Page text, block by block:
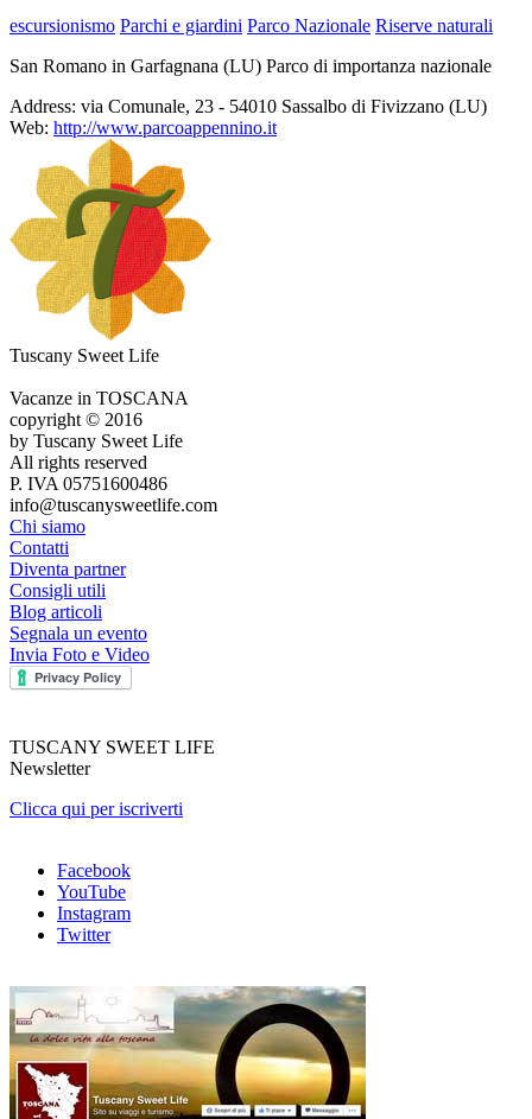
escursionismo Parchi e giardini Parco Nazionale Riserve naturali
San Romano in Garfagnana (LU) Parco di importanza nazionale
Address: via Comunale, 23 - 54010 Sassalbo di Fivizzano (LU)
Web: http://www.parcoappennino.it
Tuscany Sweet Life
Vacanze in TOSCANA
copyright © 2016
by Tuscany Sweet Life
All rights reserved
P. IVA 05751600486
info@tuscanysweetlife.com
Chi siamo
Contatti
Diventa partner
Consigli utili
Blog articoli
Segnala un evento
Invia Foto e Video
TUSCANY SWEET LIFE
Newsletter
Clicca qui per iscriverti
Facebook
YouTube
Instagram
Twitter